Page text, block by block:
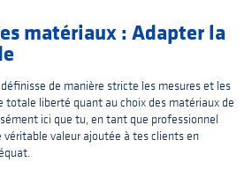
matériaux : Adapter la
définisse de manière stricte les mesures et les
totale liberté quant au choix des matériaux de
ici que tu, en tant que professionnel
valeur ajoutée à tes clients en